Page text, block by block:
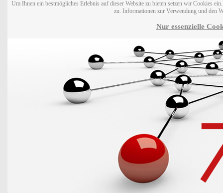
Um Ihnen ein bestmögliches Erlebnis auf dieser Website zu bieten setzen wir Cookies
zu. Informationen zur Verwendung und den
Nur essenzielle